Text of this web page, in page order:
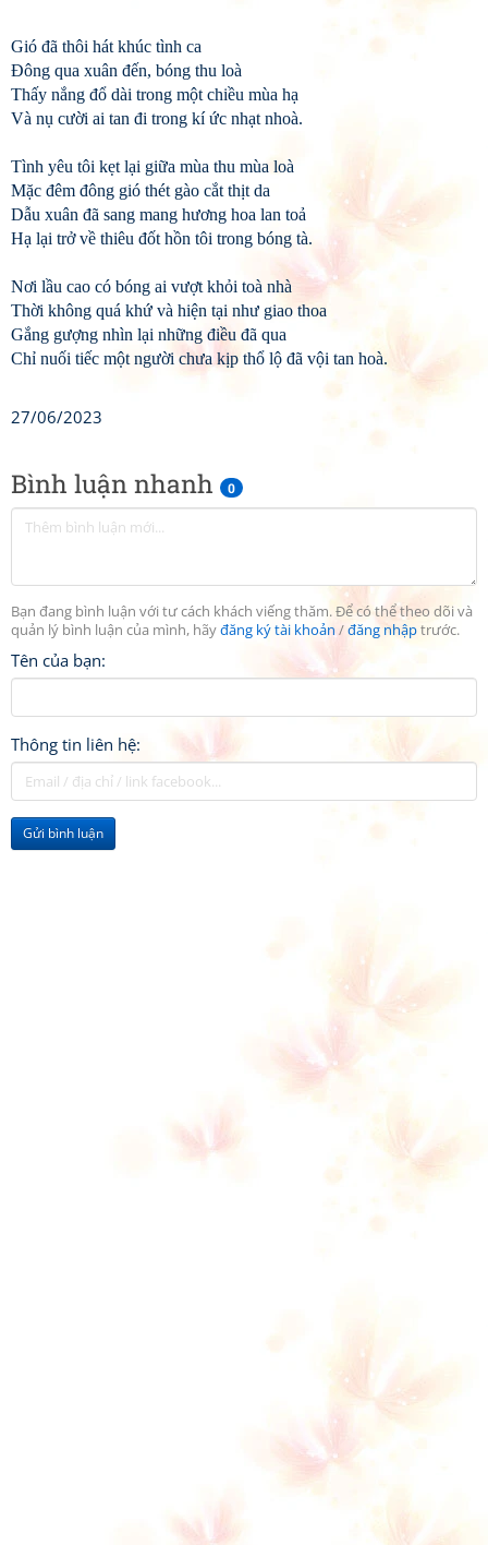
Bình luận nhanh 0
Bạn đang bình luận với tư cách khách viếng thăm. Để có thể theo dõi và
quản lý bình luận của mình, hãyđăng ký tài khoản /đăng nhậptrước.
Tên của bạn:
Thông tin liên hệ:
Gửi bình luận
Gió đã thôi hát khúc tình ca
Đông qua xuân đến, bóng thu loà
Thấy nắng đổ dài trong một chiều mùa hạ
Và nụ cười ai tan đi trong kí ức nhạt nhoà.
Tình yêu tôi kẹt lại giữa mùa thu mùa loà
Mặc đêm đông gió thét gào cắt thịt da
Dẫu xuân đã sang mang hương hoa lan toả
Hạ lại trở về thiêu đốt hồn tôi trong bóng tà.
Nơi lầu cao có bóng ai vượt khỏi toà nhà
Thời không quá khứ và hiện tại như giao thoa
Gắng gượng nhìn lại những điều đã qua
Chỉ nuối tiếc một người chưa kịp thổ lộ đã vội tan hoà.
27/06/2023